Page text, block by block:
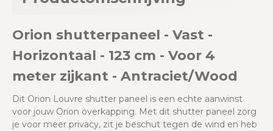
Orion shutterpaneel - Vast -
Horizontaal - 123 cm - Voor 4
meter zijkant - Antraciet/Wood
Dit Orion Louvre shutter paneel is een echte aanwinst
voor jouw Orion overkapping. Met dit shutter paneel zorg
je voor meer privacy, zit je beschut tegen de wind en heb